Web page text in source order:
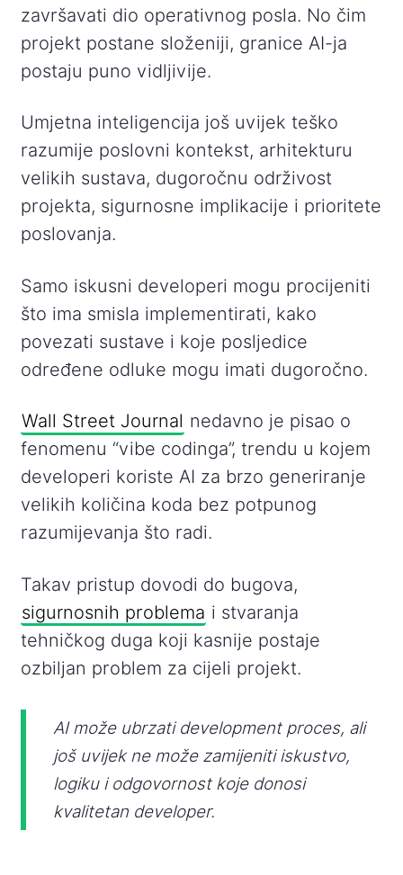
završavati dio operativnog posla. No čim
projekt postane složeniji, granice AI-ja
postaju puno vidljivije.
Umjetna inteligencija još uvijek teško
razumije poslovni kontekst, arhitekturu
velikih sustava, dugoročnu održivost
projekta, sigurnosne implikacije i prioritete
poslovanja.
Samo iskusni developeri mogu procijeniti
što ima smisla implementirati, kako
povezati sustave i koje posljedice
određene odluke mogu imati dugoročno.
Wall Street Journal nedavno je pisao o
fenomenu “vibe codinga”, trendu u kojem
developeri koriste AI za brzo generiranje
velikih količina koda bez potpunog
razumijevanja što radi.
Takav pristup dovodi do bugova,
sigurnosnih problema i stvaranja
tehničkog duga koji kasnije postaje
ozbiljan problem za cijeli projekt.
AI može ubrzati development proces, ali
još uvijek ne može zamijeniti iskustvo,
logiku i odgovornost koje donosi
kvalitetan developer.